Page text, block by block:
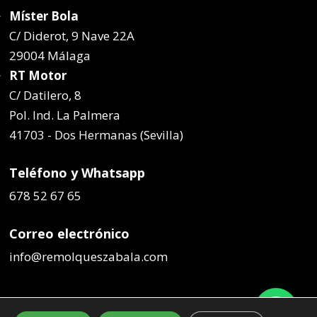
Míster Bola
C/ Diderot, 9 Nave 22A
29004 Málaga
RT Motor
C/ Datilero, 8
Pol. Ind. La Palmera
41703 - Dos Hermanas (Sevilla)
Teléfono y Whatsapp
678 52 67 65
Correo electrónico
info@remolqueszabala.com